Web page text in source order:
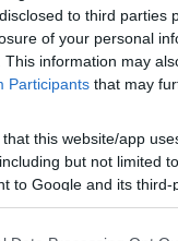
to third parties
of your personal
This information may
Participants that may
that this website/app
but not limited
to Google and its
consent section.